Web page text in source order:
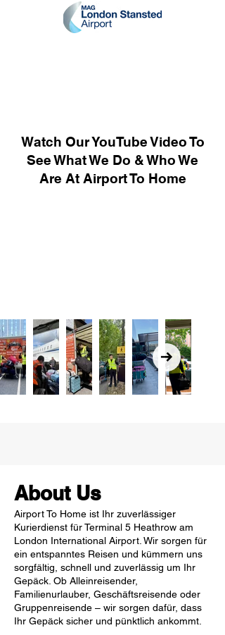
Watch Our YouTube Video To
See What We Do & Who We
Are At Airport To Home
About Us
Airport To Home ist Ihr zuverlässiger
Kurierdienst für Terminal 5 Heathrow am
London International Airport. Wir sorgen für
ein entspanntes Reisen und kümmern uns
sorgfältig, schnell und zuverlässig um Ihr
Gepäck. Ob Alleinreisender,
Familienurlauber, Geschäftsreisende oder
Gruppenreisende – wir sorgen dafür, dass
Ihr Gepäck sicher und pünktlich ankommt.